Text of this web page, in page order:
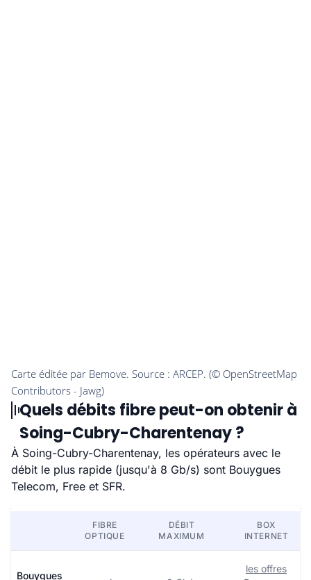
Quels débits fibre peut-on obtenir à
Soing-Cubry-Charentenay ?
À Soing-Cubry-Charentenay, les opérateurs avec le
débit le plus rapide (jusqu'à 8 Gb/s) sont Bouygues
Telecom, Free et SFR.
FIBRE
OPTIQUE
DÉBIT
MAXIMUM
BOX
INTERNET
Bouygues
les offres